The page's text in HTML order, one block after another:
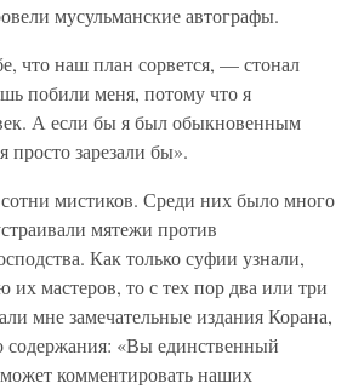
мусульманские автографы.
что наш план сорвется, — стонал
побили меня, потому что я
А если бы я был обыкновенным
просто зарезали бы».
мистиков. Среди них было много
мятежи против
Как только суфии узнали,
их мастеров, то с тех пор два или три
мне замечательные издания Корана,
содержания: «Вы единственный
комментировать наших